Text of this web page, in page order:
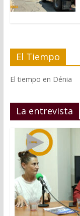
El Tiempo
El tiempo en Dénia
La entrevista